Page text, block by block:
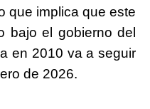
que implica que este
bajo el gobierno del
en 2010 va a seguir
de 2026.